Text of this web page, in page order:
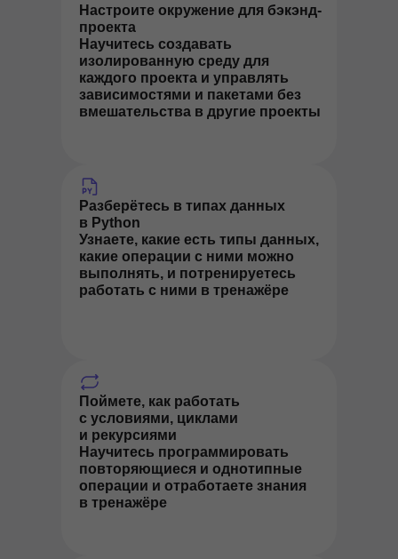
Настроите окружение для бэкэнд-
проекта
Научитесь создавать
изолированную среду для
каждого проекта и управлять
зависимостями и пакетами без
вмешательства в другие проекты
Разберётесь в типах данных
в Python
Узнаете, какие есть типы данных,
какие операции с ними можно
выполнять, и потренируетесь
работать с ними в тренажёре
Поймете, как работать
с условиями, циклами
и рекурсиями
Научитесь программировать
повторяющиеся и однотипные
операции и отработаете знания
в тренажёре